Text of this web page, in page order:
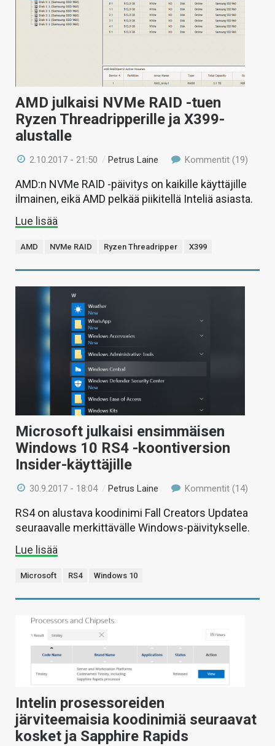
AMD julkaisi NVMe RAID -tuen
Ryzen Threadripperille ja X399-
alustalle
2.10.2017 - 21:50 /Petrus Laine Kommentit (19)
AMD:n NVMe RAID -päivitys on kaikille käyttäjille
ilmainen, eikä AMD pelkää piikitellä Inteliä asiasta.
Lue lisää
AMD NVMe RAID Ryzen Threadripper X399
Microsoft julkaisi ensimmäisen
Windows 10 RS4 -koontiversion
Insider-käyttäjille
30.9.2017 - 18:04 / Petrus Laine Kommentit (14)
RS4 on alustava koodinimi Fall Creators Updatea
seuraavalle merkittävälle Windows-päivitykselle.
Lue lisää
Microsoft RS4 Windows 10
Intelin prosessoreiden
järviteemaisia koodinimiä seuraavat
kosket ja Sapphire Rapids